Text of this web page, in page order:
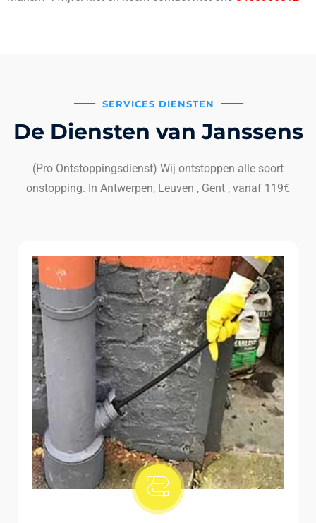
SERVICES DIENSTEN
De Diensten van Janssens
(Pro Ontstoppingsdienst) Wij ontstoppen alle soort
onstopping. In Antwerpen, Leuven , Gent , vanaf 119€